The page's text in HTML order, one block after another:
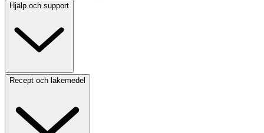
Hjälp och support
Recept och läkemedel